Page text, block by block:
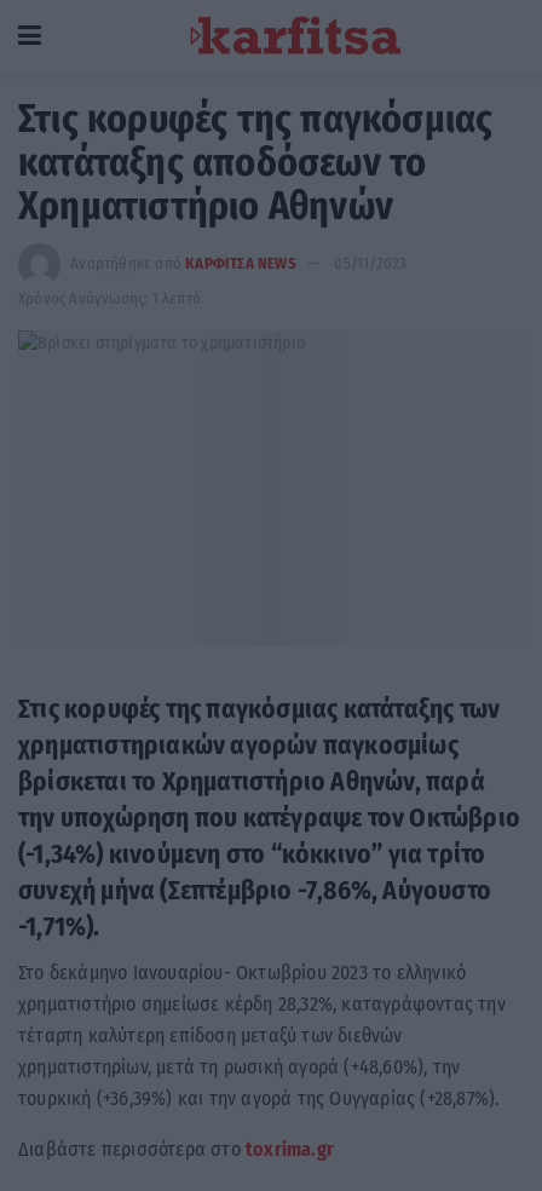
Στις κορυφές της παγκόσμιας
κατάταξης αποδόσεων το
Χρηματιστήριο Αθηνών
Αναρτήθηκε από ΚΑΡΦΙΤΣΑ NEWS
05/11/2023
Χρόνος Ανάγνωσης: 1 λεπτό
Στις κορυφές της παγκόσμιας κατάταξης των
χρηματιστηριακών αγορών παγκοσμίως
βρίσκεται το Χρηματιστήριο Αθηνών, παρά
την υποχώρηση που κατέγραψε τον Οκτώβριο
(-1,34%) κινούμενη στο “κόκκινο” για τρίτο
συνεχή μήνα (Σεπτέμβριο -7,86%, Αύγουστο
-1,71%).
Στο δεκάμηνο Ιανουαρίου- Οκτωβρίου 2023 το ελληνικό
χρηματιστήριο σημείωσε κέρδη 28,32%, καταγράφοντας την
τέταρτη καλύτερη επίδοση μεταξύ των διεθνών
χρηματιστηρίων, μετά τη ρωσική αγορά (+48,60%), την
τουρκική (+36,39%) και την αγορά της Ουγγαρίας (+28,87%).
Διαβάστε περισσότερα στο toxrima.gr